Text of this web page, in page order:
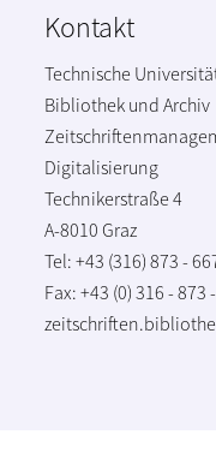
Kontakt
Technische
Bibliothek und Archiv
Digitalisierung
Technikerstraße 4
A-8010 Graz
Tel: +43 (316) 873 -
Fax: +43 (0) 316 - 873